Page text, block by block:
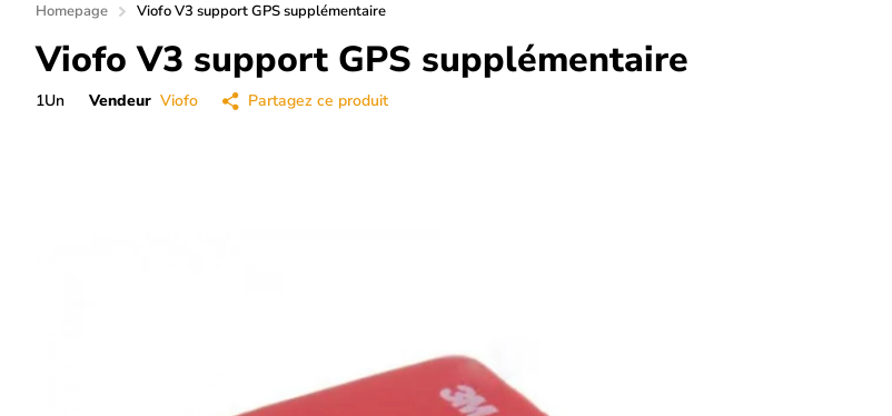
Homepage Viofo V3 support GPS supplémentaire
Viofo V3 support GPS supplémentaire
1Un Vendeur Viofo Partagez ce produit